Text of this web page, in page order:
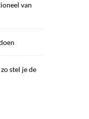
van
stel je de